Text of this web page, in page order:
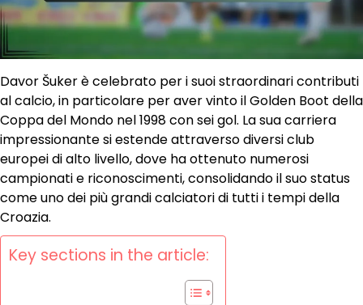
Davor Šuker è celebrato per i suoi straordinari contributi
al calcio, in particolare per aver vinto il Golden Boot della
Coppa del Mondo nel 1998 con sei gol. La sua carriera
impressionante si estende attraverso diversi club
europei di alto livello, dove ha ottenuto numerosi
campionati e riconoscimenti, consolidando il suo status
come uno dei più grandi calciatori di tutti i tempi della
Croazia.
Key sections in the article: